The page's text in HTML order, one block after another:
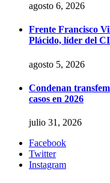
agosto 6, 2026
Frente Francisco
Plácido, líder del
agosto 5, 2026
Condenan
casos en 2026
julio 31, 2026
Facebook
Twitter
Instagram